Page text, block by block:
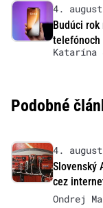
4.
Budúci rok
telefónoch
Katarína
Podobné
4.
Slovenský
cez
Ondrej